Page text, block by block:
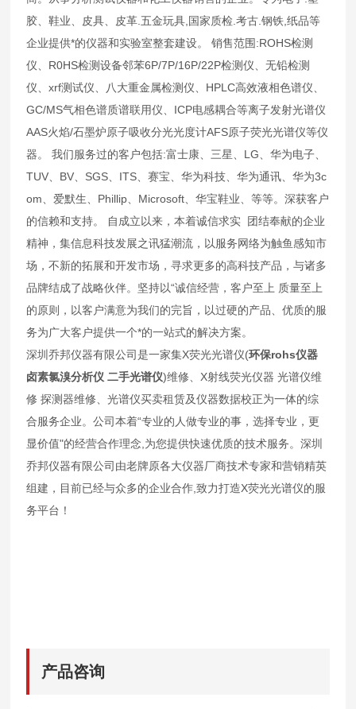
胶、鞋业、皮具、皮革.五金玩具,国家质检.考古.钢铁,纸品等
企业提供*的仪器和实验室整套建设。 销售范围:ROHS检测
仪、R0HS检测设备邻苯6P/7P/16P/22P检测仪、无铅检测
仪、xrf测试仪、八大重金属检测仪、HPLC高效液相色谱仪、
GC/MS气相色谱质谱联用仪、ICP电感耦合等离子发射光谱仪
AAS火焰/石墨炉原子吸收分光光度计AFS原子荧光光谱仪等仪
器。 我们服务过的客户包括:富士康、三星、LG、华为电子、
TUV、BV、SGS、ITS、赛宝、华为科技、华为通讯、华为3c
om、爱默生、Phillip、Microsoft、华宝鞋业、等等。深获客户
的信赖和支持。 自成立以来，本着诚信求实 团结奉献的企业
精神，集信息科技发展之讯猛潮流，以服务网络为触鱼感知市
场，不新的拓展和开发市场，寻求更多的高科技产品，与诸多
品牌结成了战略伙伴。坚持以“诚信经营，客户至上 质量至上
的原则，以客户满意为我们的完旨，以过硬的产品、优质的服
务为广大客户提供一个*的一站式的解决方案。
深圳乔邦仪器有限公司是一家集X荧光光谱仪(环保rohs仪器
卤素氯溴分析仪 二手光谱仪)维修、X射线荧光仪器 光谱仪维
修 探测器维修、光谱仪买卖租赁及仪器数据校正为一体的综
合服务企业。公司本着“专业的人做专业的事，选择专业，更
显价值"的经营合作理念,为您提供快速优质的技术服务。深圳
乔邦仪器有限公司由老牌原各大仪器厂商技术专家和营销精英
组建，目前已经与众多的企业合作,致力打造X荧光光谱仪的服
务平台！
产品咨询